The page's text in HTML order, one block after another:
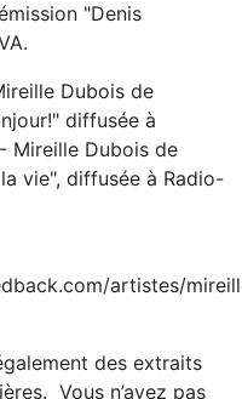
"Denis
Dubois de
diffusée à
Mireille Dubois de
vie", diffusée à Radio-
artistes/
des extraits
Vous n’avez pas